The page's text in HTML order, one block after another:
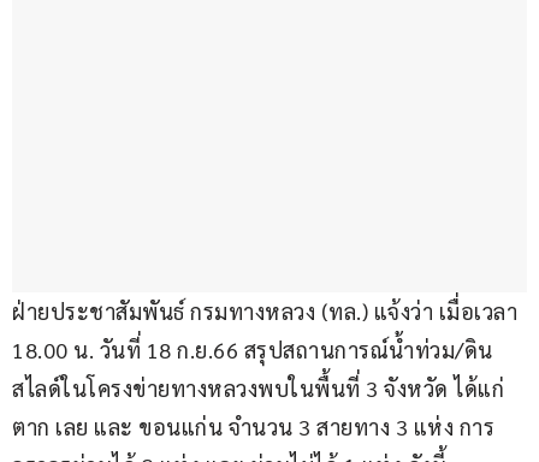
ฝ่ายประชาสัมพันธ์ กรมทางหลวง (ทล.) แจ้งว่า เมื่อเวลา
18.00 น. วันที่ 18 ก.ย.66 สรุปสถานการณ์น้ำท่วม/ดิน
สไลด์ในโครงข่ายทางหลวงพบในพื้นที่ 3 จังหวัด ได้แก่
ตาก เลย และ ขอนแก่น จำนวน 3 สายทาง 3 แห่ง การ